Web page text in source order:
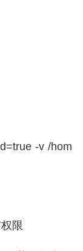
-v /hom
限